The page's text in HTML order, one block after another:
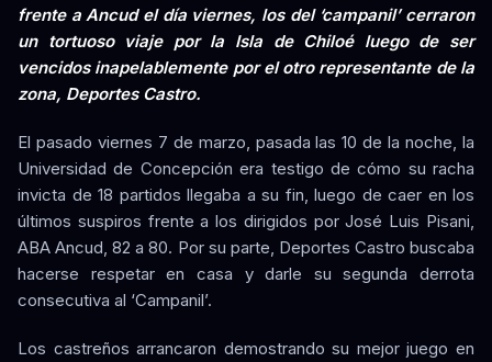
frente a Ancud el día viernes, los del ‘campanil’ cerraron
un tortuoso viaje por la Isla de Chiloé luego de ser
vencidos inapelablemente por el otro representante de la
zona, Deportes Castro.
El pasado viernes 7 de marzo, pasada las 10 de la noche, la
Universidad de Concepción era testigo de cómo su racha
invicta de 18 partidos llegaba a su fin, luego de caer en los
últimos suspiros frente a los dirigidos por José Luis Pisani,
ABA Ancud, 82 a 80. Por su parte, Deportes Castro buscaba
hacerse respetar en casa y darle su segunda derrota
consecutiva al ‘Campanil’.
Los castreños arrancaron demostrando su mejor juego en